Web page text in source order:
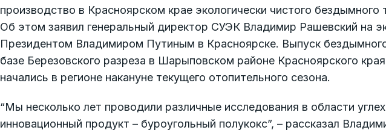
производство в Красноярском крае экологически чистого
Об этом заявил генеральный директор СУЭК Владимир Рашевский на
Президентом Владимиром Путиным в Красноярске. Выпуск
базе Березовского разреза в Шарыповском районе Красноярского
начались в регионе накануне текущего отопительного сезона.
“Мы несколько лет проводили различные исследования в области
инновационный продукт – буроугольный полукокс”, – рассказал